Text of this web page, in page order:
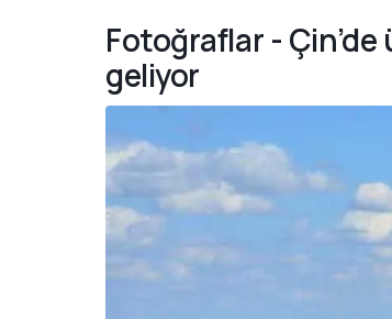
Fotoğraflar -
geliyor